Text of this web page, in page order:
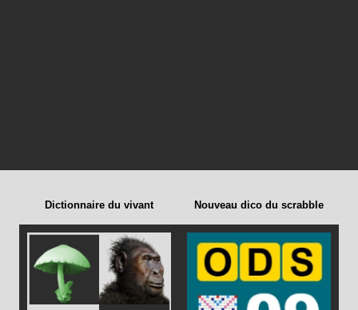
Dictionnaire du vivant Nouveau dico du scrabble